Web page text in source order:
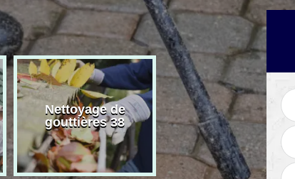
Nettoyage de
gouttières 38
Artisan peintre 38